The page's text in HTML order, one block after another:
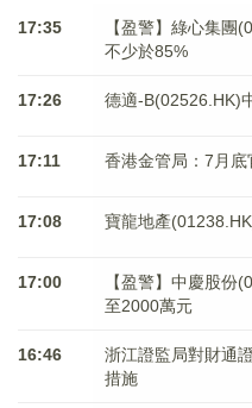
17:35
【盈警】綠心集團
不少於85%
17:26 德適-B(02526.HK)
17:11 香港金管局：7月
17:08 寶龍地產
17:00
【盈警】中慶股份
至2000萬元
16:46
浙江證監局對財通
措施